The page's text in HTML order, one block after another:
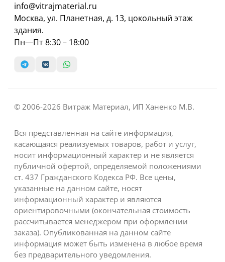
info@vitrajmaterial.ru
Москва, ул. Планетная, д. 13, цокольный этаж
здания.
Пн—Пт 8:30 – 18:00
© 2006-2026 Витраж Материал, ИП Ханенко М.В.
Вся представленная на сайте информация,
касающаяся реализуемых товаров, работ и услуг,
носит информационный характер и не является
публичной офертой, определяемой положениями
ст. 437 Гражданского Кодекса РФ. Все цены,
указанные на данном сайте, носят
информационный характер и являются
ориентировочными (окончательная стоимость
рассчитывается менеджером при оформлении
заказа). Опубликованная на данном сайте
информация может быть изменена в любое время
без предварительного уведомления.